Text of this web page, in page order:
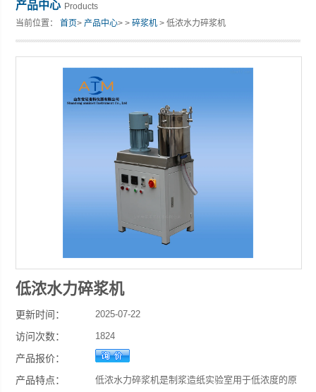
产品中心 Products
当前位置：首页>产品中心> >碎浆机 > 低浓水力碎浆机
低浓水力碎浆机
更新时间： 2025-07-22
访问次数： 1824
产品报价：
产品特点：
低浓水力碎浆机是制浆造纸实验室用于低浓度的原